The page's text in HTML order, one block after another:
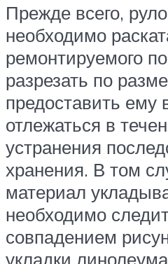
Прежде всего,
необходимо
ремонтируемого
разрезать по
предоставить ему
отлежаться в
устранения
хранения. В том
материал
необходимо
совпадением
укладки